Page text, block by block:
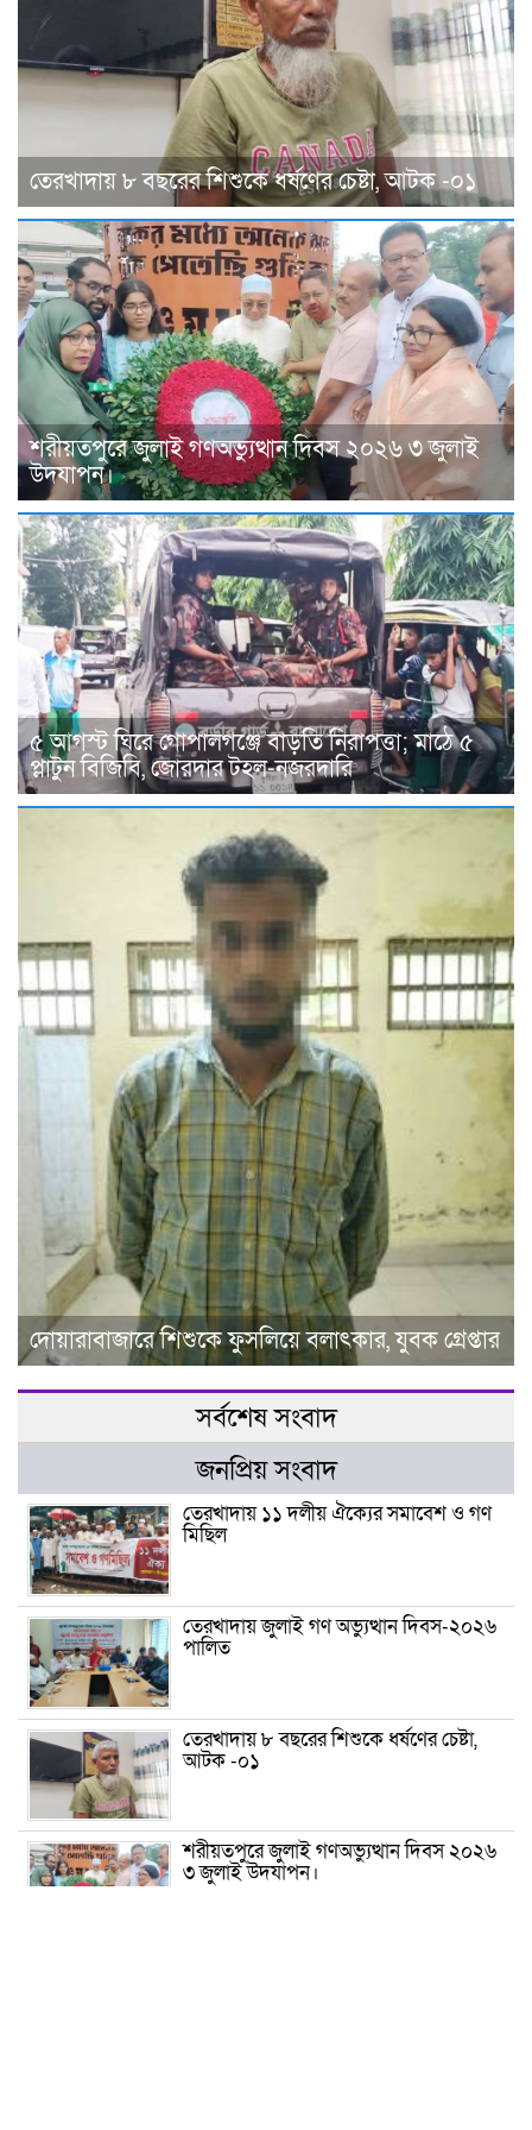
তেরখাদায় ৮ বছরের শিশুকে ধর্ষণের চেষ্টা, আটক -০১
শরীয়তপুরে জুলাই গণঅভ্যুত্থান দিবস ২০২৬ ৩ জুলাই
উদযাপন।
৫ আগস্ট ঘিরে গোপালগঞ্জে বাড়তি নিরাপত্তা; মাঠে ৫
প্লাটুন বিজিবি, জোরদার টহল-নজরদারি
দোয়ারাবাজারে শিশুকে ফুসলিয়ে বলাৎকার, যুবক গ্রেপ্তার
সর্বশেষ সংবাদ
জনপ্রিয় সংবাদ
তেরখাদায় ১১ দলীয় ঐক্যের সমাবেশ ও গণ
মিছিল
তেরখাদায় জুলাই গণ অভ্যুত্থান দিবস-২০২৬
পালিত
তেরখাদায় ৮ বছরের শিশুকে ধর্ষণের চেষ্টা,
আটক -০১
শরীয়তপুরে জুলাই গণঅভ্যুত্থান দিবস ২০২৬
৩ জুলাই উদযাপন।